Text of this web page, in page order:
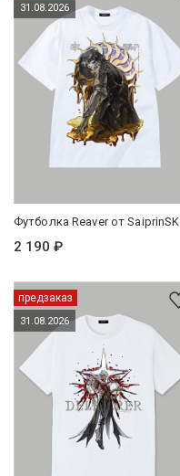
31.08.2026
Футболка Reaver от SaiprinSK
2 190 ₽
предзаказ
31.08.2026